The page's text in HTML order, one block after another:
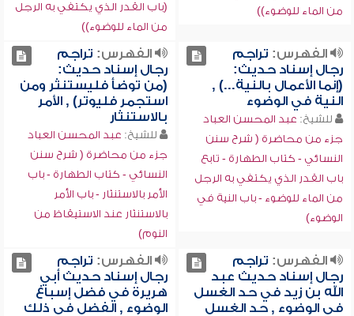
من الماء للوضوء))
(باب القدر الذي يكتفي به الرجل
من الماء للوضوء))
الفهرس: تراجم
رجال إسناد حديث:
(إنما الأعمال بالنية...) ,
النية في الوضوء
للشيخ: عبد المحسن العباد
جزء من محاضرة ( شرح سنن
النسائي - كتاب الطهارة - تابع
باب القدر الذي يكتفي به الرجل
من الماء للوضوء - باب النية في
الوضوء)
الفهرس: تراجم
رجال إسناد حديث:
(من توضأ فليستنثر ومن
استجمر فليوتر) , الأمر
بالاستنثار
للشيخ: عبد المحسن العباد
جزء من محاضرة ( شرح سنن
النسائي - كتاب الطهارة - باب
الأمر بالاستنثار - باب الأمر
بالاستنثار عند الاستيقاظ من
النوم)
الفهرس: تراجم
رجال إسناد حديث عبد
الله بن زيد في حد الغسل
في الوضوء , حد الغسل
الفهرس: تراجم
رجال إسناد حديث أبي
هريرة في فضل إسباغ
الوضوء , الفضل في ذلك